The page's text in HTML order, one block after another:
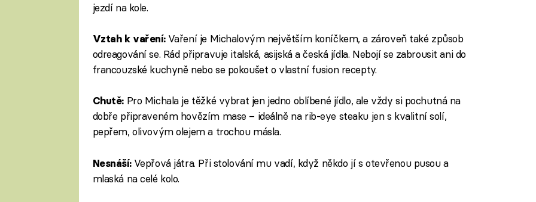
jezdí na kole.
Vztah k vaření: Vaření je Michalovým největším koníčkem, a zároveň také způsob
odreagování se. Rád připravuje italská, asijská a česká jídla. Nebojí se zabrousit ani do
francouzské kuchyně nebo se pokoušet o vlastní fusion recepty.
Chutě: Pro Michala je těžké vybrat jen jedno oblíbené jídlo, ale vždy si pochutná na
dobře připraveném hovězím mase – ideálně na rib-eye steaku jen s kvalitní solí,
pepřem, olivovým olejem a trochou másla.
Nesnáší: Vepřová játra. Při stolování mu vadí, když někdo jí s otevřenou pusou a
mlaská na celé kolo.